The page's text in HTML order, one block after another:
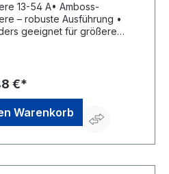
13-54 A• Amboss-
– robuste Ausführung •
geeignet für größere
Übersetzung • Klinge
• Klinge und
• Schneidet
DurchmesserHersteller:
Victoria Gartengeräte GmbH,
Str. 4, 73614 Schorndorf,
€*
Warenkorb